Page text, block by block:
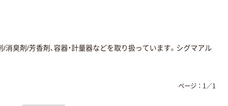
臭剤/芳香剤、容器・計量器などを取り扱っています。シグマアル
ページ： 1 ／1